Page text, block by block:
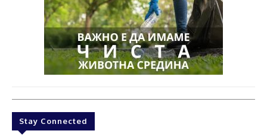
Stay Connected